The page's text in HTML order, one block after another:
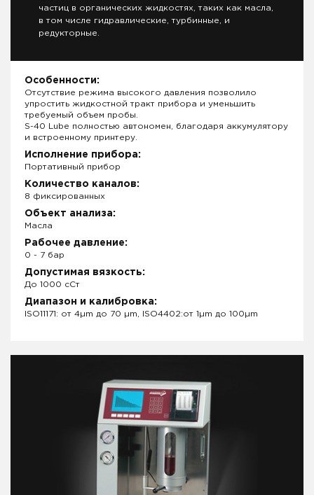
частиц в органических жидкостях, таких как масла,
в том числе гидравлические, турбинные, и
редукторные.
Особенности:
Отсутствие режима высокого давления позволило
упростить жидкостной тракт прибора и уменьшить
требуемый объем пробы.
S-40 Lube полностью автономен, благодаря аккумулятору
и встроенному принтеру.
Исполнение прибора:
Портативный прибор
Количество каналов:
8 фиксированных
Объект анализа:
Масла
Рабочее давление:
0 - 7 бар
Допустимая вязкость:
До 1000 сСт
Диапазон и калибровка:
ISO11171: от 4µm до 70 µm, ISO4402:от 1µm до 100µm